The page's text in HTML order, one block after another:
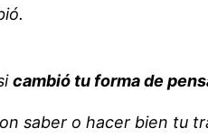
cambió tu forma de
saber o hacer bien tu